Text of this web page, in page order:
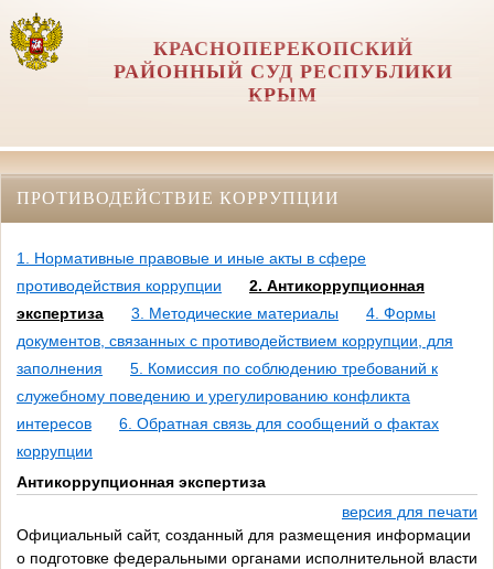
КРАСНОПЕРЕКОПСКИЙ
РАЙОННЫЙ СУД РЕСПУБЛИКИ
КРЫМ
ПРОТИВОДЕЙСТВИЕ КОРРУПЦИИ
1. Нормативные правовые и иные акты в сфере
противодействия коррупции
2. Антикоррупционная
экспертиза
3. Методические материалы
4. Формы
документов, связанных с противодействием коррупции, для
заполнения
5. Комиссия по соблюдению требований к
служебному поведению и урегулированию конфликта
интересов
6. Обратная связь для сообщений о фактах
коррупции
Антикоррупционная экспертиза
версия для печати
Официальный сайт, созданный для размещения информации
о подготовке федеральными органами исполнительной власти